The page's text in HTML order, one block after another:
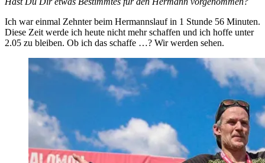
Ich war einmal Zehnter beim Hermannslauf in 1 Stunde 56 Minuten.
Diese Zeit werde ich heute nicht mehr schaffen und ich hoffe unter
2.05 zu bleiben. Ob ich das schaffe …? Wir werden sehen.